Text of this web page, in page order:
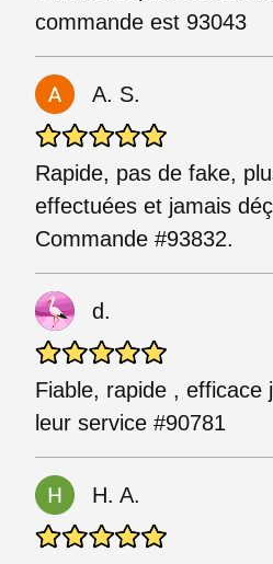
commande est 93043
A. S.
Rapide, pas de fake,
effectuées et jamais
Commande #93832.
d.
Fiable, rapide , efficace
leur service #90781
H. A.